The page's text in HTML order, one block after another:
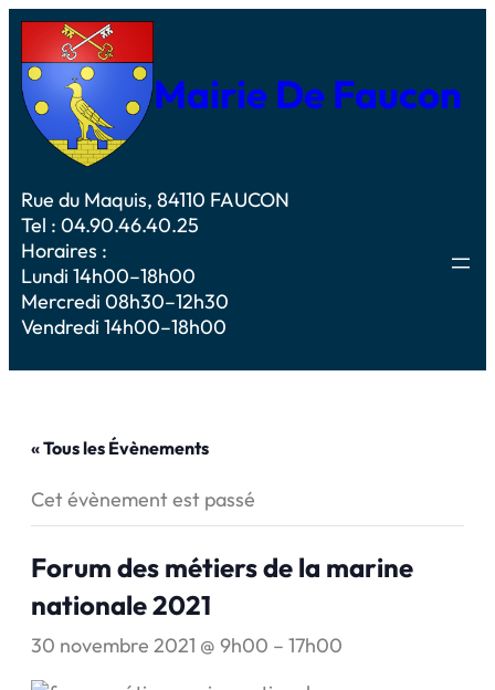
Mairie De Faucon
Rue du Maquis, 84110 FAUCON
Tel : 04.90.46.40.25
Horaires :
Lundi 14h00–18h00
Mercredi 08h30–12h30
Vendredi 14h00–18h00
« Tous les Évènements
Cet évènement est passé
Forum des métiers de la marine
nationale 2021
30 novembre 2021 @ 9h00 – 17h00